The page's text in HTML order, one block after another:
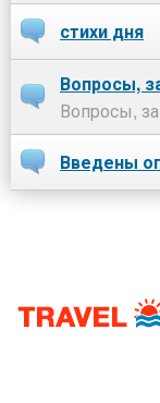
стихи дня
Вопросы,
Вопросы,
Введены